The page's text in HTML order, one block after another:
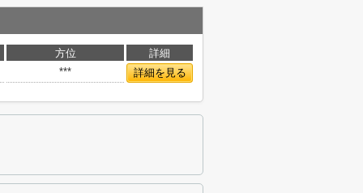
方位
詳細
***
詳細を見る